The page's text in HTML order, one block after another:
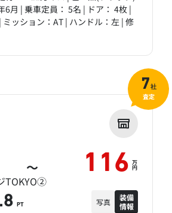
6月 | 乗車定員： 5名 | ドア： 4枚 |
ッション：AT | ハンドル：左 | 修
～ 116 万
円
TOKYO②
PT 写真
装備
情報
7社
査定